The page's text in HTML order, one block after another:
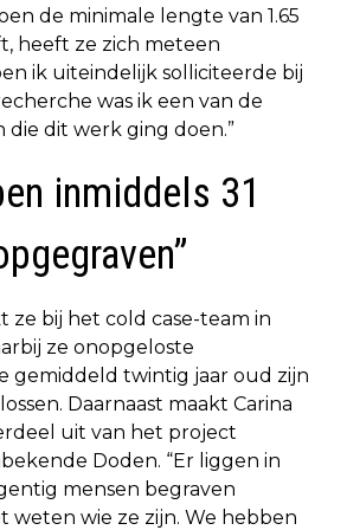
de minimale lengte van 1.65
heeft ze zich meteen
ik uiteindelijk solliciteerde bij
was ik een van de
die dit werk ging doen.”
inmiddels 31
ze bij het cold case-team in
ze onopgeloste
gemiddeld twintig jaar oud zijn
Daarnaast maakt Carina
uit van het project
Doden. “Er liggen in
mensen begraven
weten wie ze zijn. We hebben